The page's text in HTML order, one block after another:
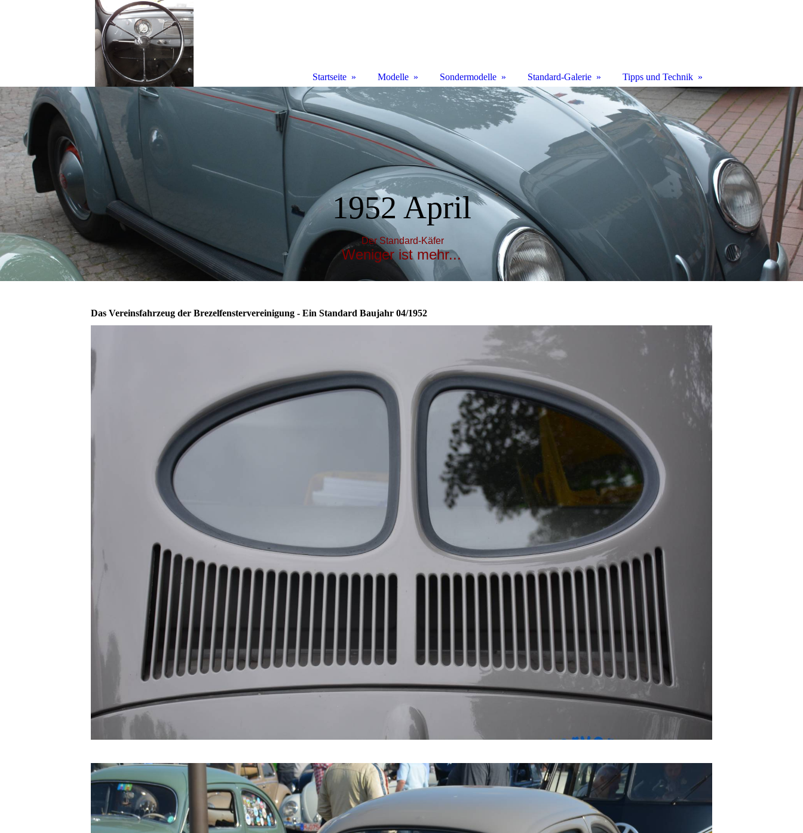
1952 April
Der Standard-Käfer
Weniger ist mehr...
Das Vereinsfahrzeug der Brezelfenstervereinigung - Ein Standard Baujahr 04/1952
Startseite Modelle Sondermodelle Standard-Galerie Tipps und Technik